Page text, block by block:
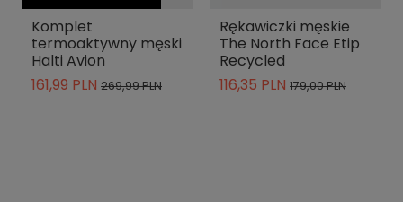
Komplet
termoaktywny męski
Halti Avion
161,99 PLN 269,99 PLN
Rękawiczki męskie
The North Face Etip
Recycled
116,35 PLN 179,00 PLN